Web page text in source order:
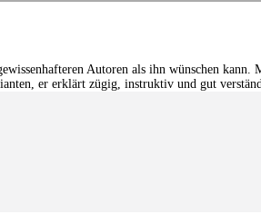
Autoren als ihn wünschen
er erklärt zügig, instruktiv und gut